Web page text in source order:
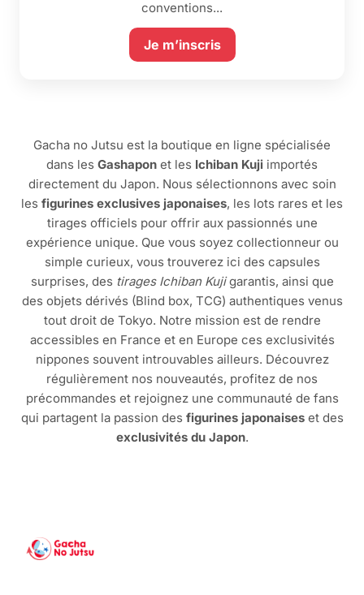
conventions...
Je m’inscris
Gacha no Jutsu est la boutique en ligne spécialisée
dans les Gashapon et les Ichiban Kuji importés
directement du Japon. Nous sélectionnons avec soin
les figurines exclusives japonaises, les lots rares et les
tirages officiels pour offrir aux passionnés une
expérience unique. Que vous soyez collectionneur ou
simple curieux, vous trouverez ici des capsules
surprises, des tirages Ichiban Kujigarantis, ainsi que
des objets dérivés (Blind box, TCG) authentiques venus
tout droit de Tokyo. Notre mission est de rendre
accessibles en France et en Europe ces exclusivités
nippones souvent introuvables ailleurs. Découvrez
régulièrement nos nouveautés, profitez de nos
précommandes et rejoignez une communauté de fans
qui partagent la passion des figurines japonaiseset des
exclusivités du Japon.